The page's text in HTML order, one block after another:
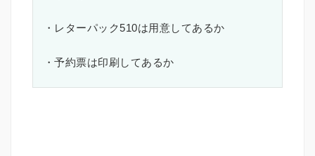
・レターパック510は用意してあるか
・予約票は印刷してあるか